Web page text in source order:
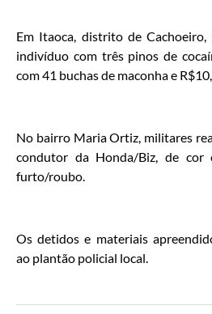
Em Itaoca, distrito de
indivíduo com três pinos de
com 41 buchas de maconha e
No bairro Maria Ortiz, militares
condutor da Honda/Biz, de cor
furto/roubo.
Os detidos e materiais
ao plantão policial local.